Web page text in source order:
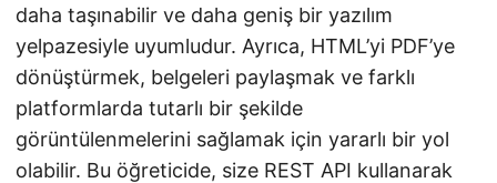
daha taşınabilir ve daha geniş bir yazılım
yelpazesiyle uyumludur. Ayrıca, HTML’yi PDF’ye
dönüştürmek, belgeleri paylaşmak ve farklı
platformlarda tutarlı bir şekilde
görüntülenmelerini sağlamak için yararlı bir yol
olabilir. Bu öğreticide, size REST API kullanarak